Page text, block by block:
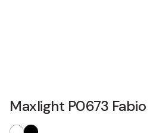
Maxlight P0673 Fabio